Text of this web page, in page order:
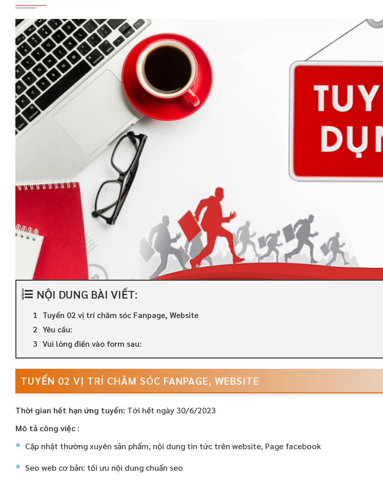
NỘI DUNG BÀI VIẾT:
Tuyển 02 vị trí chăm sóc Fanpage, Website
Yêu cầu:
Vui lòng điền vào form sau:
TUYỂN 02 VỊ TRÍ CHĂM SÓC FANPAGE, WEBSITE
Thời gian hết hạn ứng tuyển: Tới hết ngày 30/6/2023
Mô tả công việc :
Cập nhật thường xuyên sản phẩm, nội dung tin tức trên website, Page facebook
Seo web cơ bản: tối ưu nội dung chuẩn seo